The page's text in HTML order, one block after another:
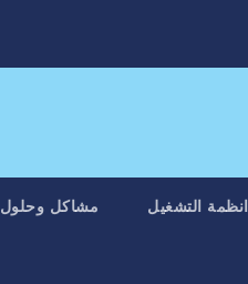
انظمة التشغيل مشاكل وحلول